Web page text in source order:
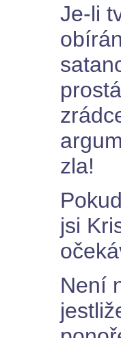
Je-li
zla!
jsi
Není